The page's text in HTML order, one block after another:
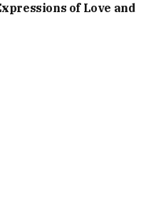
of Love and